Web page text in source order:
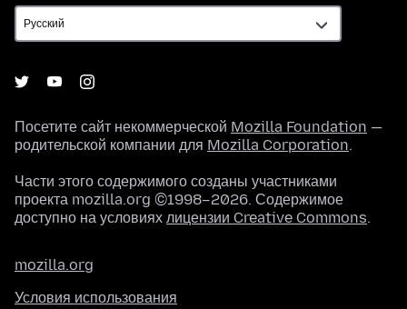
Посетите сайт некоммерческой Mozilla Foundation —
родительской компании для Mozilla Corporation.
Части этого содержимого созданы участниками
проекта mozilla.org ©1998–2026. Содержимое
доступно на условиях лицензии Creative Commons.
mozilla.org
Условия использования